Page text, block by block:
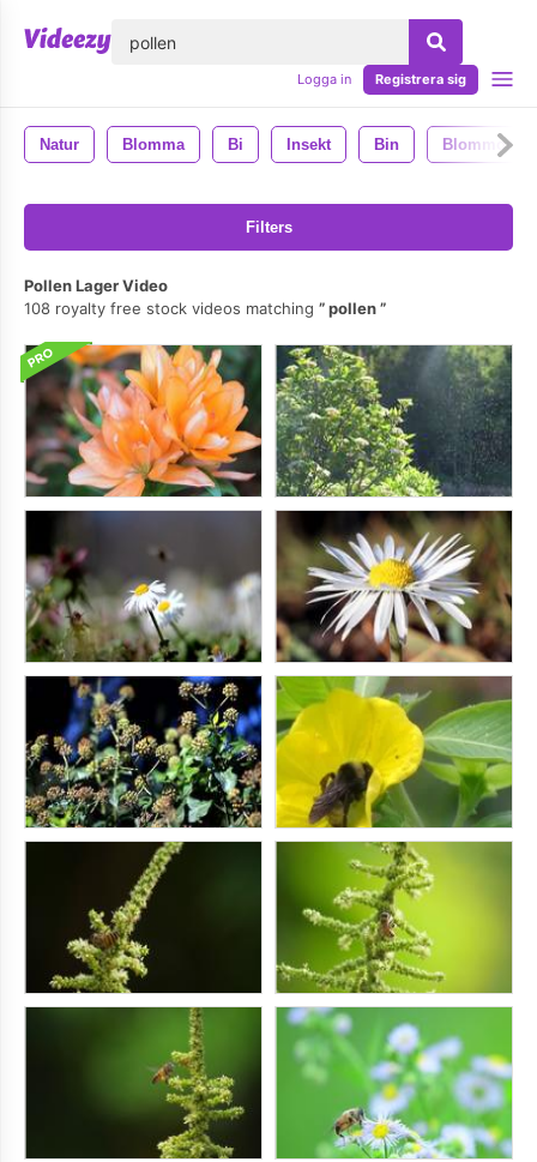
Logga in Registrera sig
Natur Blomma Bi Insekt Bin Blommor
Filters
Pollen Lager Video
108 royalty free stock videos matching
pollen